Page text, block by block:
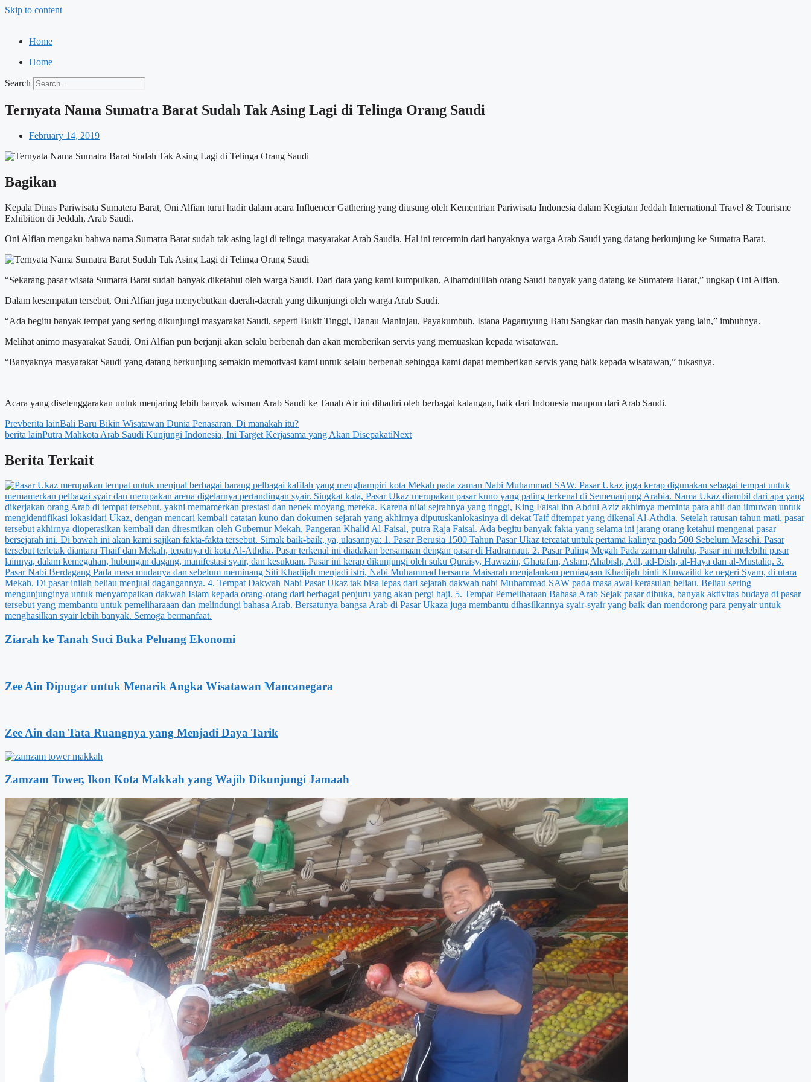
Skip to content
Home
Home
Search
Ternyata Nama Sumatra Barat Sudah Tak Asing Lagi di Telinga Orang Saudi
February 14, 2019
Bagikan
Kepala Dinas Pariwisata Sumatera Barat, Oni Alfian turut hadir dalam acara Influencer Gathering yang diusung oleh Kementrian Pariwisata Indonesia dalam Kegiatan Jeddah International Travel & Tourisme
Exhibition di Jeddah, Arab Saudi.
Oni Alfian mengaku bahwa nama Sumatra Barat sudah tak asing lagi di telinga masyarakat Arab Saudia. Hal ini tercermin dari banyaknya warga Arab Saudi yang datang berkunjung ke Sumatra Barat.
“Sekarang pasar wisata Sumatra Barat sudah banyak diketahui oleh warga Saudi. Dari data yang kami kumpulkan, Alhamdulillah orang Saudi banyak yang datang ke Sumatera Barat,” ungkap Oni Alfian.
Dalam kesempatan tersebut, Oni Alfian juga menyebutkan daerah-daerah yang dikunjungi oleh warga Arab Saudi.
“Ada begitu banyak tempat yang sering dikunjungi masyarakat Saudi, seperti Bukit Tinggi, Danau Maninjau, Payakumbuh, Istana Pagaruyung Batu Sangkar dan masih banyak yang lain,” imbuhnya.
Melihat animo masyarakat Saudi, Oni Alfian pun berjanji akan selalu berbenah dan akan memberikan servis yang memuaskan kepada wisatawan.
“Banyaknya masyarakat Saudi yang datang berkunjung semakin memotivasi kami untuk selalu berbenah sehingga kami dapat memberikan servis yang baik kepada wisatawan,” tukasnya.
Acara yang diselenggarakan untuk menjaring lebih banyak wisman Arab Saudi ke Tanah Air ini dihadiri oleh berbagai kalangan, baik dari Indonesia maupun dari Arab Saudi.
Prevberita lainBali Baru Bikin Wisatawan Dunia Penasaran. Di manakah itu?
berita lainPutra Mahkota Arab Saudi Kunjungi Indonesia, Ini Target Kerjasama yang Akan DisepakatiNext
Berita Terkait
Ziarah ke Tanah Suci Buka Peluang Ekonomi
Zee Ain Dipugar untuk Menarik Angka Wisatawan Mancanegara
Zee Ain dan Tata Ruangnya yang Menjadi Daya Tarik
Zamzam Tower, Ikon Kota Makkah yang Wajib Dikunjungi Jamaah